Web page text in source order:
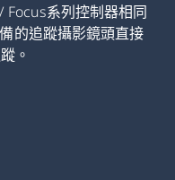
Focus系列控制器相同
的追蹤攝影鏡頭直接
。